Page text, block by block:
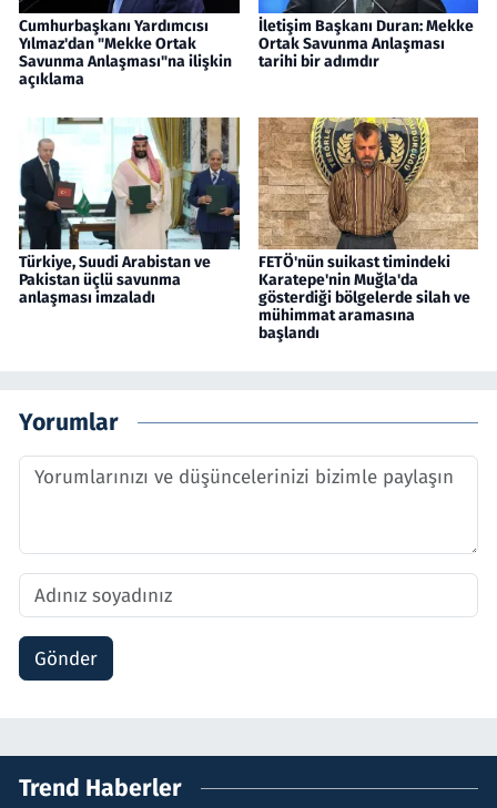
Cumhurbaşkanı Yardımcısı
Yılmaz'dan "Mekke Ortak
Savunma Anlaşması"na ilişkin
açıklama
İletişim Başkanı Duran: Mekke
Ortak Savunma Anlaşması
tarihi bir adımdır
Türkiye, Suudi Arabistan ve
Pakistan üçlü savunma
anlaşması imzaladı
FETÖ'nün suikast timindeki
Karatepe'nin Muğla'da
gösterdiği bölgelerde silah ve
mühimmat aramasına
başlandı
Yorumlar
Gönder
Trend Haberler